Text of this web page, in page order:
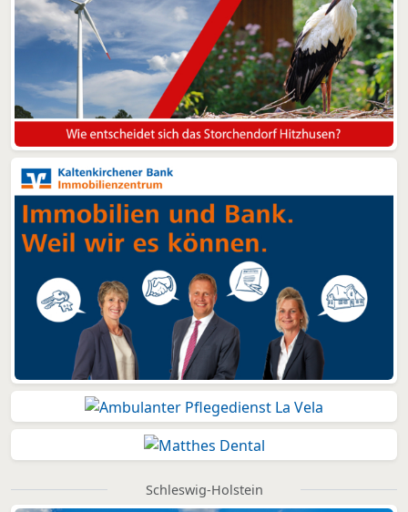
Schleswig-Holstein